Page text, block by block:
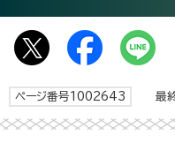
ページ番号1002643 最終